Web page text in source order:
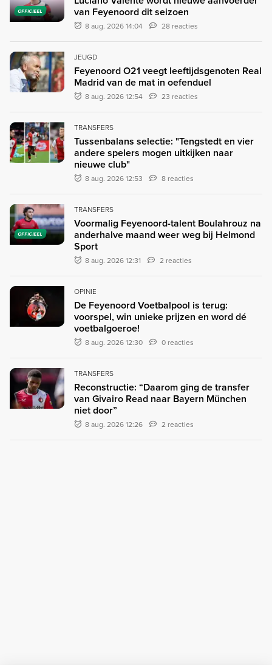
OFFICIEEL
van Feyenoord dit seizoen
8 aug. 2026 14:04 28 reacties
JEUGD
Feyenoord O21 veegt leeftijdsgenoten Real
Madrid van de mat in oefenduel
8 aug. 2026 12:54 23 reacties
TRANSFERS
Tussenbalans selectie: "Tengstedt en vier
andere spelers mogen uitkijken naar
nieuwe club"
8 aug. 2026 12:53 8 reacties
OFFICIEEL
TRANSFERS
Voormalig Feyenoord-talent Boulahrouz na
anderhalve maand weer weg bij Helmond
Sport
8 aug. 2026 12:31 2 reacties
OPINIE
De Feyenoord Voetbalpool is terug:
voorspel, win unieke prijzen en word dé
voetbalgoeroe!
8 aug. 2026 12:30 0 reacties
TRANSFERS
Reconstructie: “Daarom ging de transfer
van Givairo Read naar Bayern München
niet door”
8 aug. 2026 12:26 2 reacties